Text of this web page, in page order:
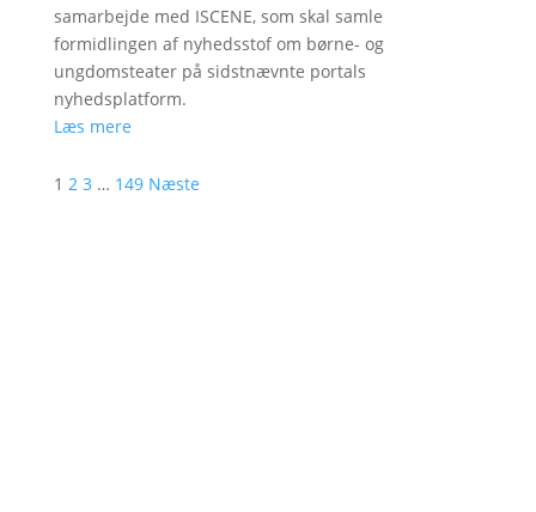
samarbejde med ISCENE, som skal samle
formidlingen af nyhedsstof om børne- og
ungdomsteater på sidstnævnte portals
nyhedsplatform.
Læs mere
1 2 3 … 149 Næste